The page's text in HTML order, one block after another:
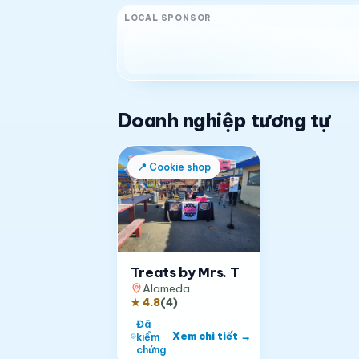
LOCAL SPONSOR
Doanh nghiệp tương tự
📍 Cookie shop
Treats by Mrs. T
Alameda
★4.8(4)
Đã
kiểm
chứng
Xem chi tiết →